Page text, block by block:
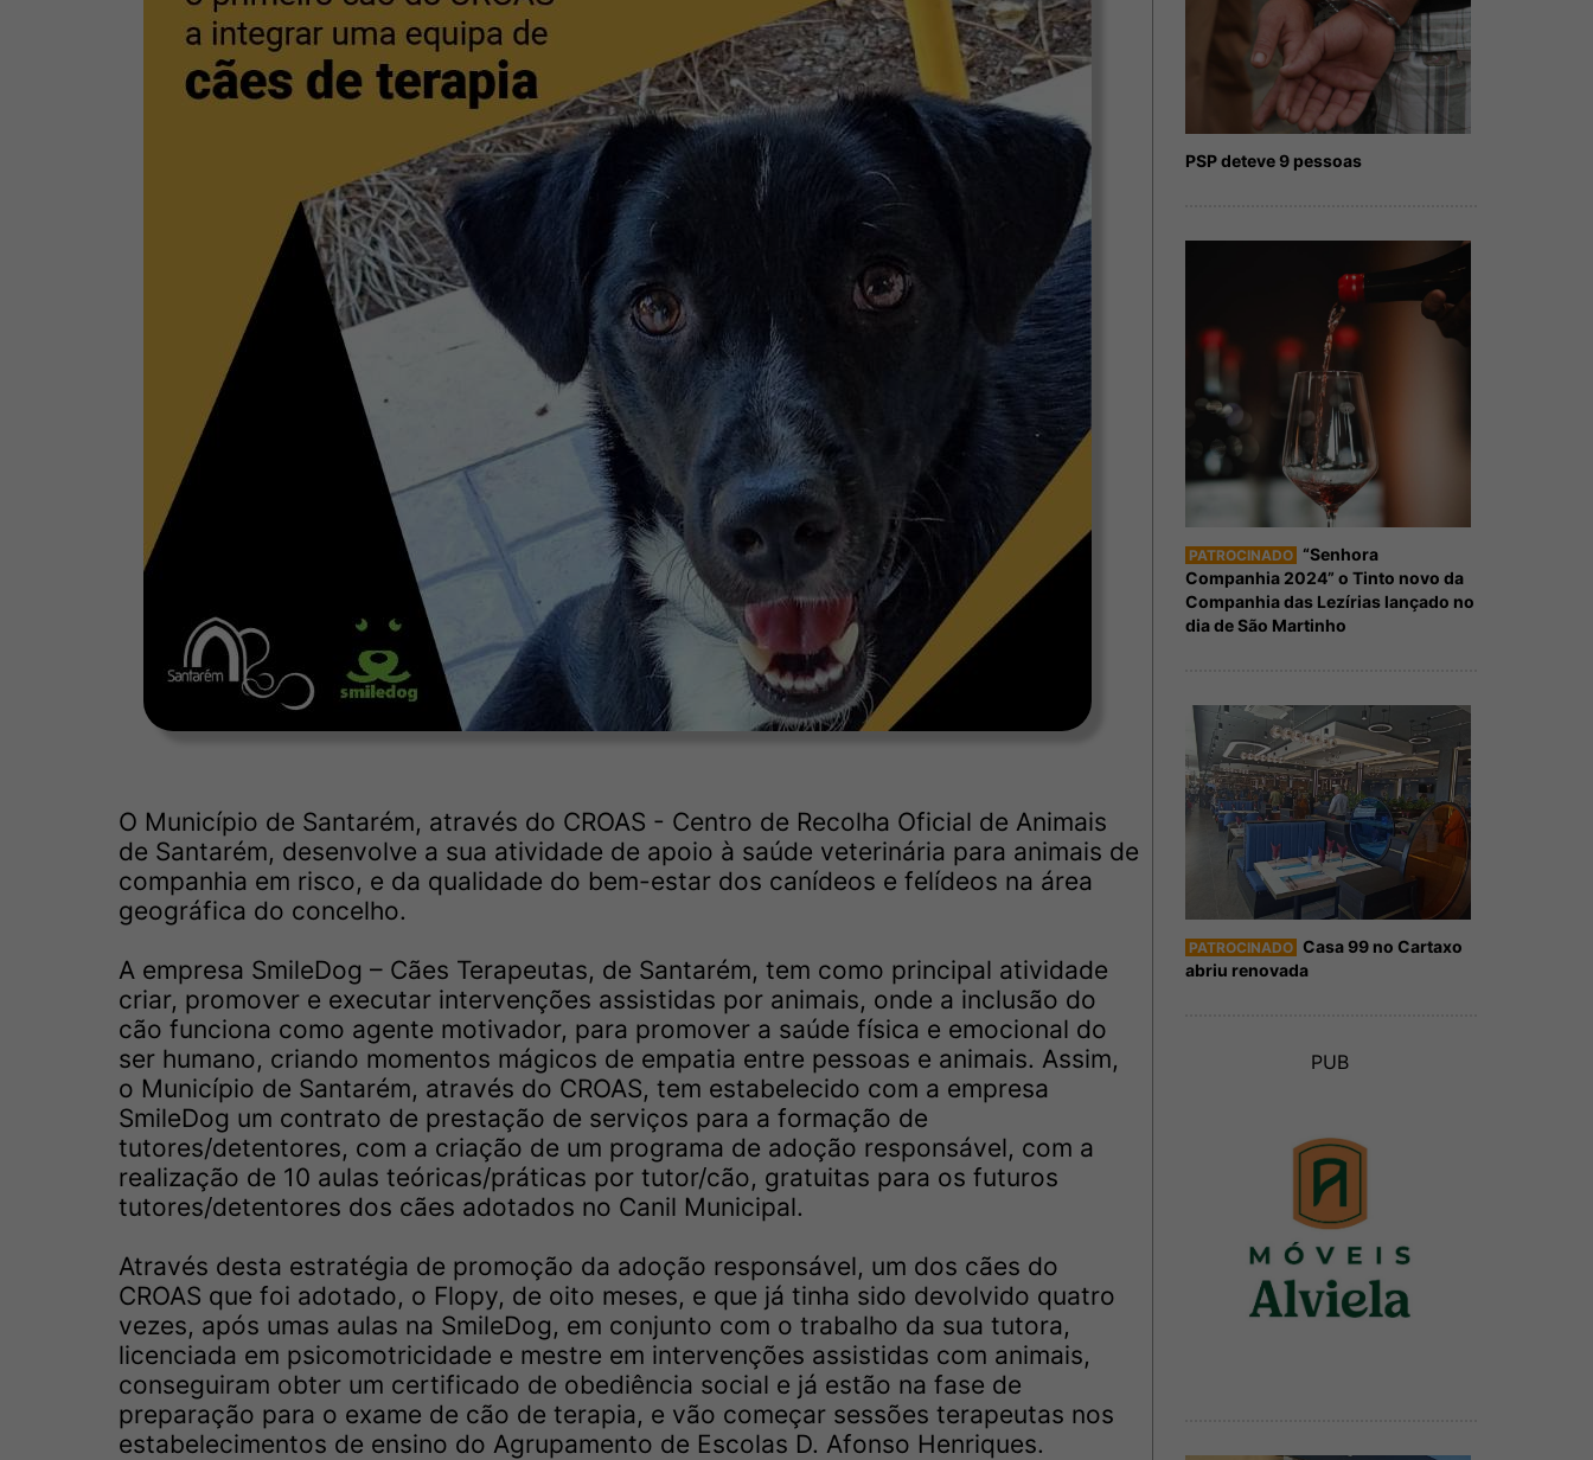
O Município de Santarém, através do CROAS - Centro de Recolha Oficial de Animais
de Santarém, desenvolve a sua atividade de apoio à saúde veterinária para animais de
companhia em risco, e da qualidade do bem-estar dos canídeos e felídeos na área
geográfica do concelho.
A empresa SmileDog – Cães Terapeutas, de Santarém, tem como principal atividade
criar, promover e executar intervenções assistidas por animais, onde a inclusão do
cão funciona como agente motivador, para promover a saúde física e emocional do
ser humano, criando momentos mágicos de empatia entre pessoas e animais. Assim,
o Município de Santarém, através do CROAS, tem estabelecido com a empresa
SmileDog um contrato de prestação de serviços para a formação de
tutores/detentores, com a criação de um programa de adoção responsável, com a
realização de 10 aulas teóricas/práticas por tutor/cão, gratuitas para os futuros
tutores/detentores dos cães adotados no Canil Municipal.
Através desta estratégia de promoção da adoção responsável, um dos cães do
CROAS que foi adotado, o Flopy, de oito meses, e que já tinha sido devolvido quatro
vezes, após umas aulas na SmileDog, em conjunto com o trabalho da sua tutora,
licenciada em psicomotricidade e mestre em intervenções assistidas com animais,
conseguiram obter um certificado de obediência social e já estão na fase de
preparação para o exame de cão de terapia, e vão começar sessões terapeutas nos
estabelecimentos de ensino do Agrupamento de Escolas D. Afonso Henriques.
PSP deteve 9 pessoas
PATROCINADO “Senhora
Companhia 2024” o Tinto novo da
Companhia das Lezírias lançado no
dia de São Martinho
PATROCINADO Casa 99 no Cartaxo
abriu renovada
PUB